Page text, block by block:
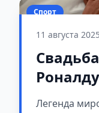
Спорт
11 августа
идет
Легенда